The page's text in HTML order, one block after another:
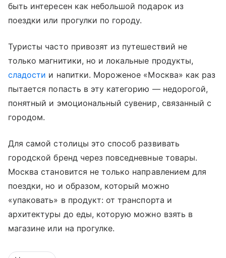
быть интересен как небольшой подарок из
поездки или прогулки по городу.
Туристы часто привозят из путешествий не
только магнитики, но и локальные продукты,
сладости и напитки. Мороженое «Москва» как раз
пытается попасть в эту категорию — недорогой,
понятный и эмоциональный сувенир, связанный с
городом.
Для самой столицы это способ развивать
городской бренд через повседневные товары.
Москва становится не только направлением для
поездки, но и образом, который можно
«упаковать» в продукт: от транспорта и
архитектуры до еды, которую можно взять в
магазине или на прогулке.